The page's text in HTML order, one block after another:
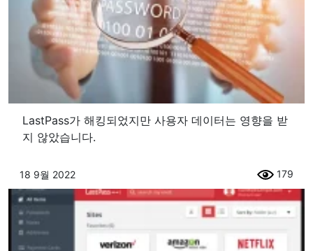
LastPass가 해킹되었지만 사용자 데이터는 영향을 받
지 않았습니다.
18 9월 2022 179